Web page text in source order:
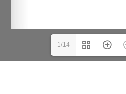
1/14